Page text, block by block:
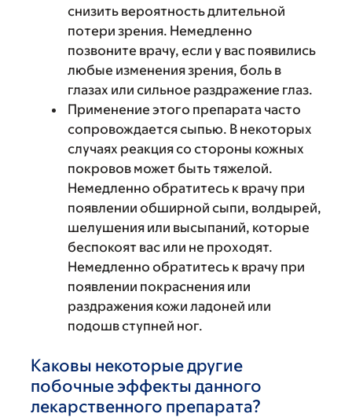
снизить вероятность длительной
потери зрения. Немедленно
позвоните врачу, если у вас появились
любые изменения зрения, боль в
глазах или сильное раздражение глаз.
Применение этого препарата часто
сопровождается сыпью. В некоторых
случаях реакция со стороны кожных
покровов может быть тяжелой.
Немедленно обратитесь к врачу при
появлении обширной сыпи, волдырей,
шелушения или высыпаний, которые
беспокоят вас или не проходят.
Немедленно обратитесь к врачу при
появлении покраснения или
раздражения кожи ладоней или
подошв ступней ног.
Каковы некоторые другие
побочные эффекты данного
лекарственного препарата?